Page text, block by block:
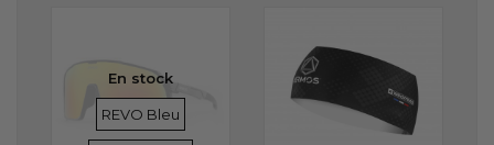
En stock
VERRES
REVO Bleu
VERRES